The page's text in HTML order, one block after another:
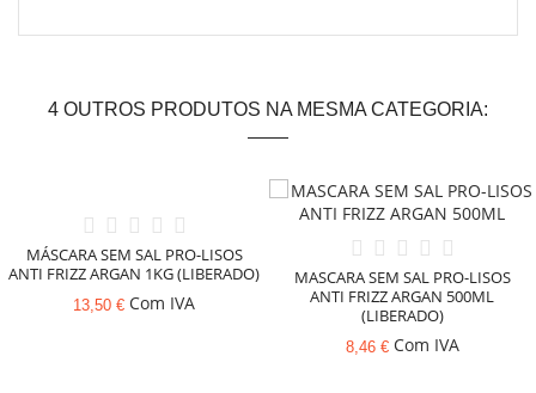
4 OUTROS PRODUTOS NA MESMA CATEGORIA:
MÁSCARA SEM SAL PRO-LISOS
ANTI FRIZZ ARGAN 1KG (LIBERADO)
13,50 € Com IVA
MASCARA SEM SAL PRO-LISOS
ANTI FRIZZ ARGAN 500ML
(LIBERADO)
8,46 €Com IVA